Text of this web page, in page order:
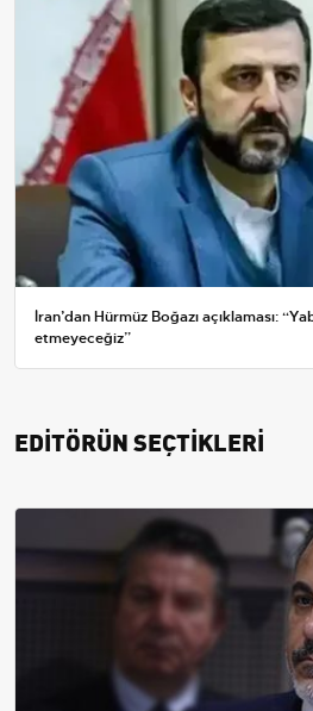
İran’dan Hürmüz Boğazı açıklaması:
etmeyeceğiz”
EDİTÖRÜN SEÇTİKLERİ